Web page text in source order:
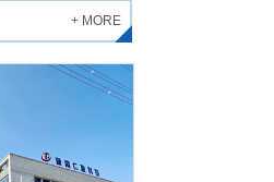
+ MORE